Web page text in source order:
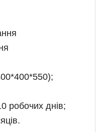
робочих днів;